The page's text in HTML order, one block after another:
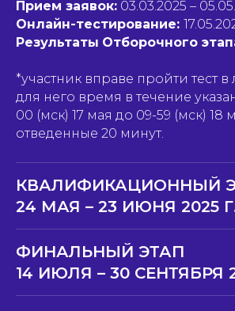
Прием заявок: 03.03.2025 –
Онлайн-тестирование:
Результаты Отборочного
*участник вправе пройти тест
для него время в течение
00 (мск) 17 мая до 09-59 (мск) 18
отведенные 20 минут.
КВАЛИФИКАЦИОННЫЙ
24 МАЯ – 23 ИЮНЯ 2025
ФИНАЛЬНЫЙ ЭТАП
14 ИЮЛЯ – 30 СЕНТЯБРЯ